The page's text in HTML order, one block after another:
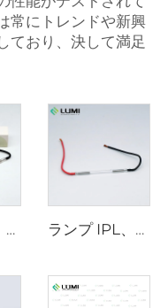
常にトレンドや新興
ており、決して満足
ランプ IPL、モデル7-60-125 ワイヤー ランプ IPL、モデル7-50-115 ワイヤー